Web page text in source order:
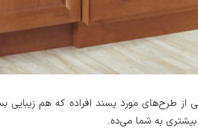
از طرح‌های مورد پسند افراده که هم زیبایی
به شما می‌ده.